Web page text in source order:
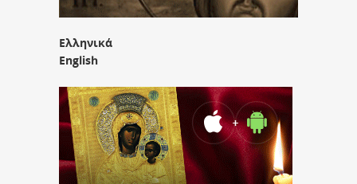
Ελληνικά
English